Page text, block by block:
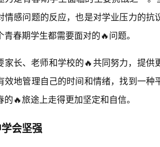
情感问题的反应，也是对学业压力的
青春期学生都需要面对的🔥问题。
家长、老师和学校的🔥共同努力，提供
效地管理自己的时间和情绪，找到一种
🔥旅途上走得更加坚定和自信。
会坚强